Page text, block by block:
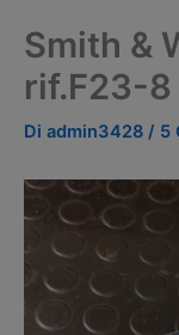
Smith &
rif.F23-8
Di admin3428 / 5